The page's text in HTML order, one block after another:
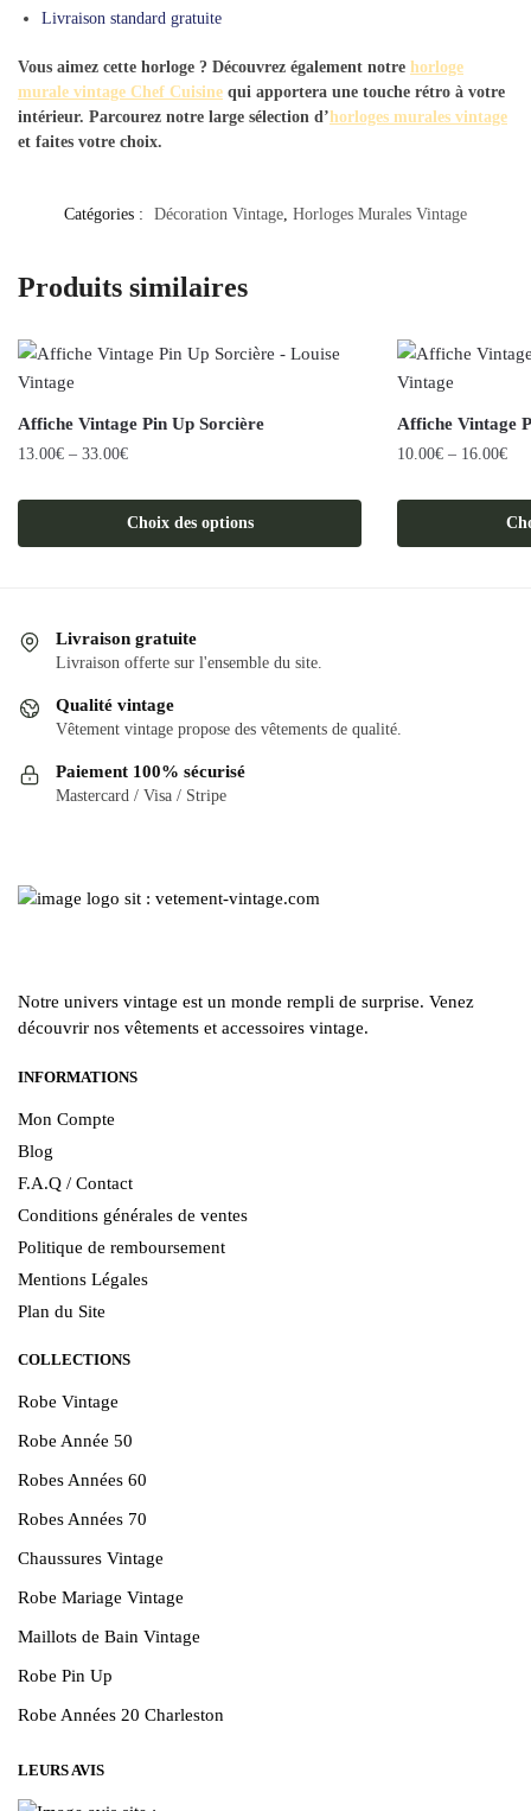
Livraison standard gratuite
Vous aimez cette horloge ? Découvrez également notre horloge
murale vintage Chef Cuisine qui apportera une touche rétro à votre
intérieur. Parcourez notre large sélection d’horloges murales vintage
et faites votre choix.
Catégories : Décoration Vintage Horloges Murales Vintage
Produits similaires
Affiche Vintage Pin Up Sorcière
13.00€ – 33.00€
Choix des options
a
Les
options
être
sur
produit
Affiche Vintage
10.00€ – 16.00€
a
être
Livraison gratuite
Livraison offerte sur l'ensemble du site.
Qualité vintage
Vêtement vintage propose des vêtements de qualité.
Paiement 100% sécurisé
Mastercard / Visa / Stripe
Notre univers vintage est un monde rempli de surprise. Venez
découvrir nos vêtements et accessoires vintage.
INFORMATIONS
Mon Compte
Blog
F.A.Q / Contact
Conditions générales de ventes
Politique de remboursement
Mentions Légales
Plan du Site
COLLECTIONS
Robe Vintage
Robe Année 50
Robes Années 60
Robes Années 70
Chaussures Vintage
Robe Mariage Vintage
Maillots de Bain Vintage
Robe Pin Up
Robe Années 20 Charleston
LEURS AVIS